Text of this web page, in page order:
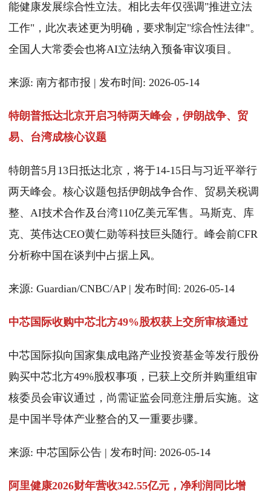
能健康发展综合性立法。相比去年仅强调"推进立法
工作"，此次表述更为明确，要求制定"综合性法律"。
全国人大常委会也将AI立法纳入预备审议项目。
来源: 南方都市报 | 发布时间: 2026-05-14
特朗普抵达北京开启习特两天峰会，伊朗战争、贸
易、台湾成核心议题
特朗普5月13日抵达北京，将于14-15日与习近平举行
两天峰会。核心议题包括伊朗战争合作、贸易关税调
整、AI技术合作及台湾110亿美元军售。马斯克、库
克、英伟达CEO黄仁勋等科技巨头随行。峰会前CFR
分析称中国在谈判中占据上风。
来源: Guardian/CNBC/AP | 发布时间: 2026-05-14
中芯国际收购中芯北方49%股权获上交所审核通过
中芯国际拟向国家集成电路产业投资基金等发行股份
购买中芯北方49%股权事项，已获上交所并购重组审
核委员会审议通过，尚需证监会同意注册后实施。这
是中国半导体产业整合的又一重要步骤。
来源: 中芯国际公告 | 发布时间: 2026-05-14
阿里健康2026财年营收342.55亿元，净利润同比增